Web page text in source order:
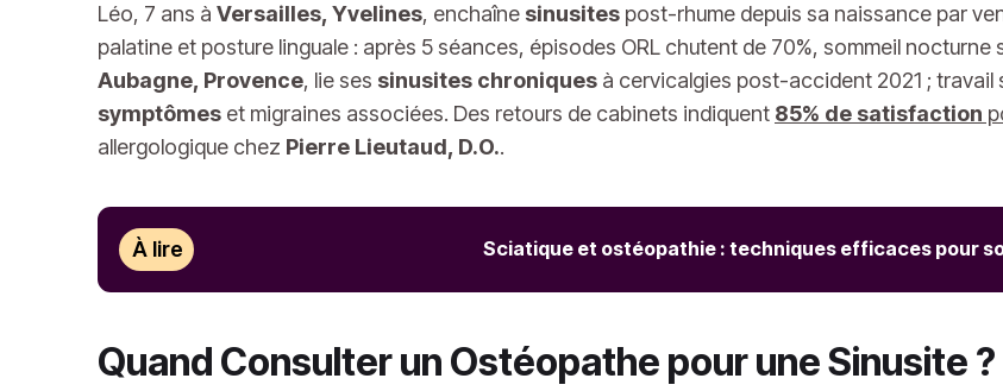
Léo, 7 ans à Versailles, Yvelines, enchaîne sinusites post-rhume depuis sa naissance par
palatine et posture linguale : après 5 séances, épisodes ORL chutent de 70%, sommeil nocturne
Aubagne, Provence, lie ses sinusites chroniques à cervicalgies post-accident 2021 ;
symptômes et migraines associées. Des retours de cabinets indiquent 85% de satisfaction
allergologique chez Pierre Lieutaud, D.O..
À lire Sciatique et ostéopathie : techniques efficaces pour
Quand Consulter un Ostéopathe pour une Sinusite ?